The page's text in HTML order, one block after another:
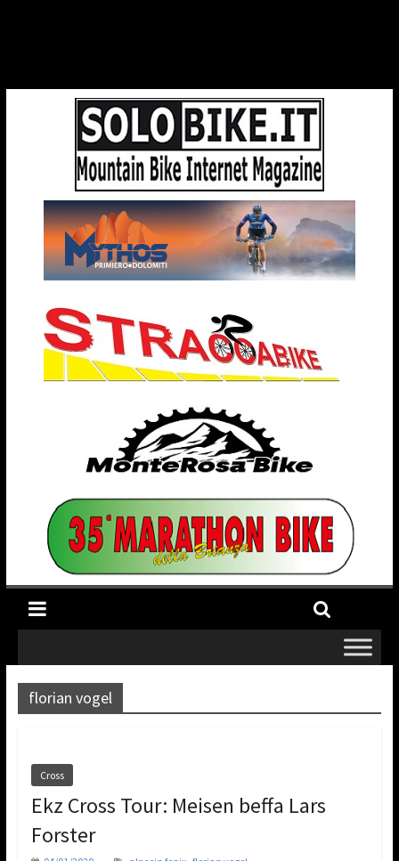
florian vogel
Cross
Ekz Cross Tour: Meisen beffa Lars
Forster